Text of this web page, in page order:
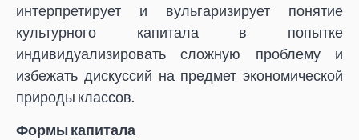
интерпретирует и вульгаризирует понятие
культурного капитала в попытке
индивидуализировать сложную проблему и
избежать дискуссий на предмет экономической
природы классов.
Формы капитала